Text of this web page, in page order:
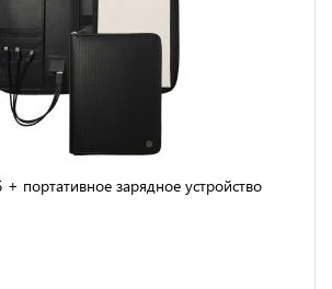
портативное зарядное устройство